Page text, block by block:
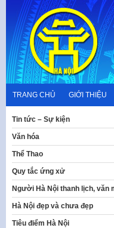
content
TRANG CHỦ GIỚI THIỆU
Tin tức – Sự kiện
Văn hóa
Thể Thao
Quy tắc ứng xử
Người Hà Nội thanh lịch, văn
Hà Nội đẹp và chưa đẹp
Tiêu điểm Hà Nội